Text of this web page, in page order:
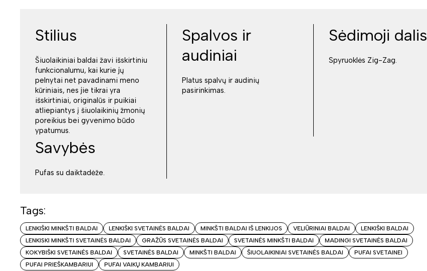
Stilius
Šiuolaikiniai baldai žavi išskirtiniu
funkcionalumu, kai kurie jų
pelnytai net pavadinami meno
kūriniais, nes jie tikrai yra
išskirtiniai, originalūs ir puikiai
atliepiantys į šiuolaikinių žmonių
poreikius bei gyvenimo būdo
ypatumus.
Spalvos ir
audiniai
Platus spalvų ir audinių
pasirinkimas.
Sėdimoji dalis
Spyruoklės Zig-Zag.
Savybės
Pufas su daiktadėže.
Tags:
LENKIŠKI MINKŠTI BALDAI LENKIŠKI SVETAINĖS BALDAI MINKŠTI BALDAI IŠ LENKIJOS VELIŪRINIAI BALDAI
LENKIŠKI BALDAI
LENKISKI MINKŠTI SVETAINĖS BALDAI
GRAŽŪS SVETAINĖS BALDAI SVETAINĖS MINKŠTI BALDAI
MADINGI SVETAINĖS BALDAI
KOKYBIŠKI SVETAINĖS BALDAI
SVETAINĖS BALDAI MINKŠTI BALDAI ŠIUOLAIKINIAI SVETAINĖS BALDAI
PUFAI SVETAINEI
PUFAI PRIEŠKAMBARIUI
PUFAI VAIKŲ KAMBARIUI